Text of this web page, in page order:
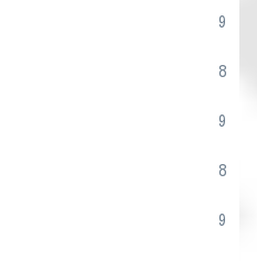
9
8
9
8
9